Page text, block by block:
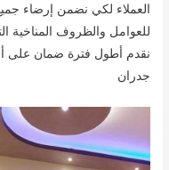
العملاء لكي نضمن إرضاء
للعوامل والظروف المناخية
نقدم أطول فترة ضمان على
جدران